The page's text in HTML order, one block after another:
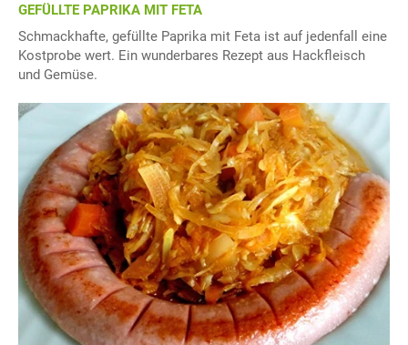
GEFÜLLTE PAPRIKA MIT FETA
Schmackhafte, gefüllte Paprika mit Feta ist auf jedenfall eine
Kostprobe wert. Ein wunderbares Rezept aus Hackfleisch
und Gemüse.